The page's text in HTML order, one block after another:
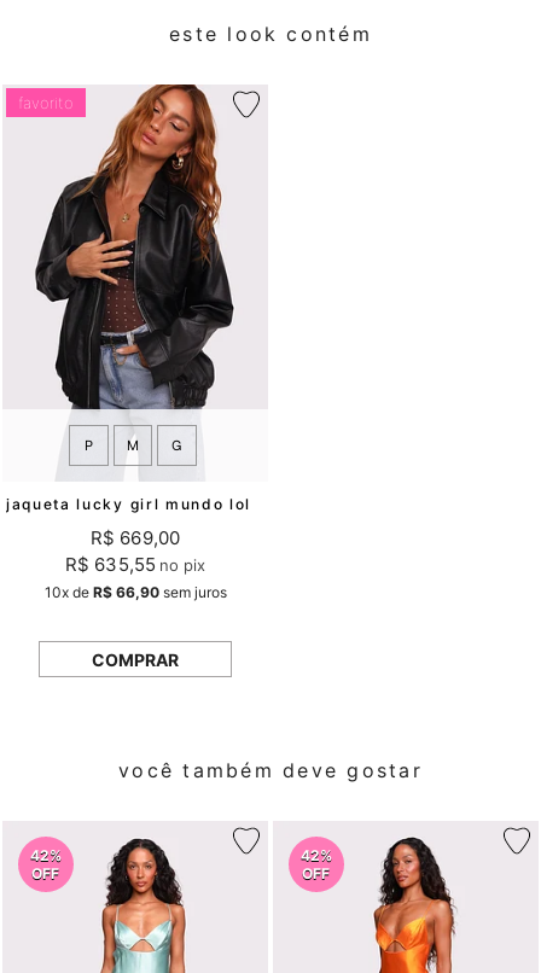
este look contém
favorito
P M G
R$ 669,00
R$ 635,55 no pix
10xde R$ 66,90sem juros
COMPRAR
você também deve gostar
42%
OFF
42%
OFF